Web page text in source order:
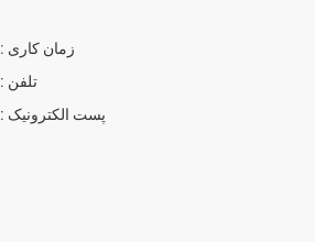
زمان کاری :
تلفن :
پست الکترونیک :